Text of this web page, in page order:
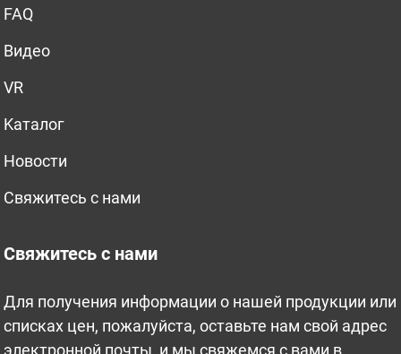
FAQ
Bидео
VR
Kаталог
Новости
Свяжитесь с нами
Свяжитесь с нами
Для получения информации о нашей продукции или
списках цен, пожалуйста, оставьте нам свой адрес
электронной почты, и мы свяжемся с вами в